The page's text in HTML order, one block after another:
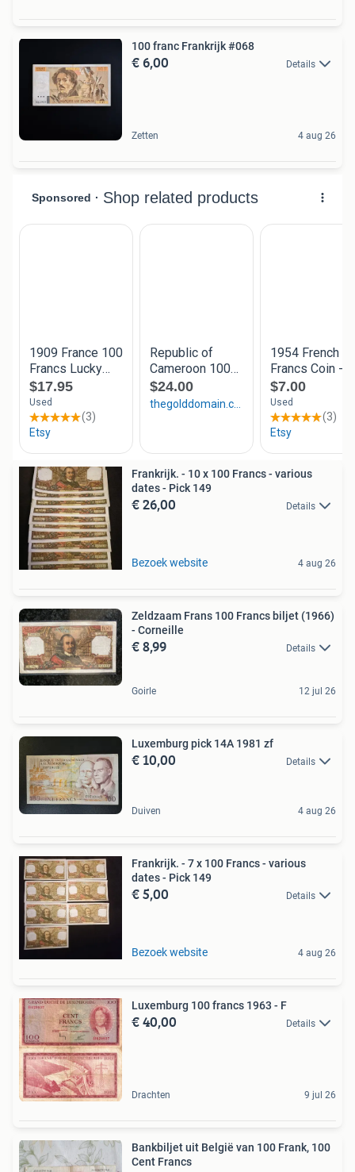
100 franc Frankrijk #068
€ 6,00 Details
Zetten 4 aug 26
Frankrijk. - 10 x 100 Francs - various
dates - Pick 149
€ 26,00 Details
Bezoek website 4 aug 26
Zeldzaam Frans 100 Francs biljet (1966)
- Corneille
€ 8,99 Details
Goirle 12 jul 26
Luxemburg pick 14A 1981 zf
€ 10,00 Details
Duiven 4 aug 26
Frankrijk. - 7 x 100 Francs - various
dates - Pick 149
€ 5,00 Details
Bezoek website 4 aug 26
Luxemburg 100 francs 1963 - F
€ 40,00 Details
Drachten 9 jul 26
Bankbiljet uit België van 100 Frank, 100
Cent Francs